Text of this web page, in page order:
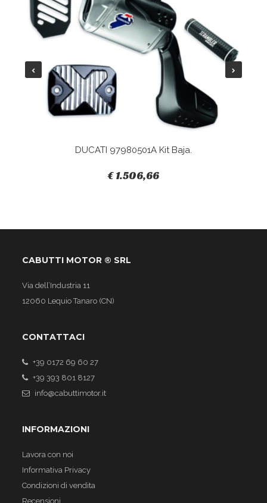
DUCATI 97980501A Kit Baja.
€ 1.506,66
CABUTTI MOTOR ® SRL
Via dell’Industria 11
12060 Lequio Tanaro (CN)
CONTATTACI
+39 0172 69 60 27
+39 393 801 8127
info@cabuttimotor.it
INFORMAZIONI
Lavora con noi
Informativa Privacy
Condizioni di vendita
Recensioni